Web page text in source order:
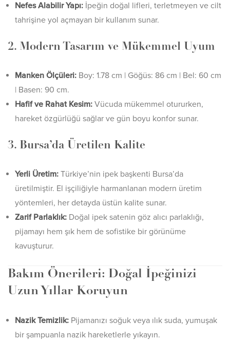
Nefes Alabilir Yapı: İpeğin doğal lifleri, terletmeyen ve cilt
tahrişine yol açmayan bir kullanım sunar.
2. Modern Tasarım ve Mükemmel Uyum
Manken Ölçüleri: Boy: 1.78 cm | Göğüs: 86 cm | Bel: 60 cm
| Basen: 90 cm.
Hafif ve Rahat Kesim: Vücuda mükemmel otururken,
hareket özgürlüğü sağlar ve gün boyu konfor sunar.
3. Bursa’da Üretilen Kalite
Yerli Üretim: Türkiye’nin ipek başkenti Bursa’da
üretilmiştir. El işçiliğiyle harmanlanan modern üretim
yöntemleri, her detayda üstün kalite sunar.
Zarif Parlaklık: Doğal ipek satenin göz alıcı parlaklığı,
pijamayı hem şık hem de sofistike bir görünüme
kavuşturur.
Bakım Önerileri: Doğal İpeğinizi
Uzun Yıllar Koruyun
Nazik Temizlik: Pijamanızı soğuk veya ılık suda, yumuşak
bir şampuanla nazik hareketlerle yıkayın.